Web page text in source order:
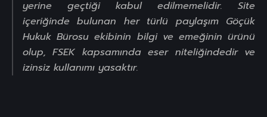
yerine geçtiği kabul edilmemelidir. Site
içeriğinde bulunan her türlü paylaşım Göçük
Hukuk Bürosu ekibinin bilgi ve emeğinin ürünü
olup, FSEK kapsamında eser niteliğindedir ve
izinsiz kullanımı yasaktır.